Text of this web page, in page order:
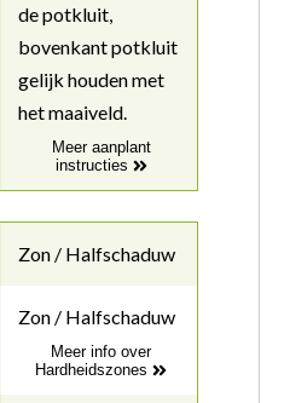
de potkluit,
bovenkant potkluit
gelijk houden met
het maaiveld.
Meer aanplant
instructies
Zon / Halfschaduw
Zon / Halfschaduw
Meer info over
Hardheidszones